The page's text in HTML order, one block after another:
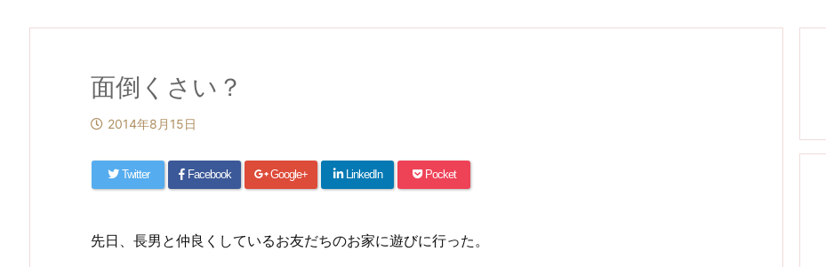
面倒くさい？
2014年8月15日
Twitter Facebook Google+ LinkedIn Pocket
先日、長男と仲良くしているお友だちのお家に遊びに行った。